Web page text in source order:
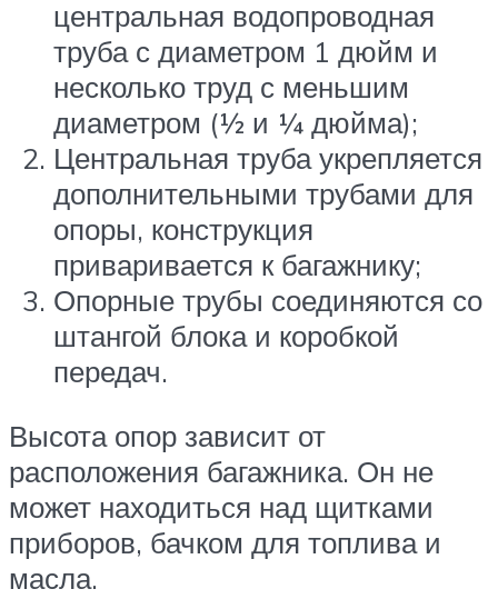
центральная водопроводная
труба с диаметром 1 дюйм и
несколько труд с меньшим
диаметром (½ и ¼ дюйма);
Центральная труба укрепляется
дополнительными трубами для
опоры, конструкция
приваривается к багажнику;
Опорные трубы соединяются со
штангой блока и коробкой
передач.
Высота опор зависит от
расположения багажника. Он не
может находиться над щитками
приборов, бачком для топлива и
масла.